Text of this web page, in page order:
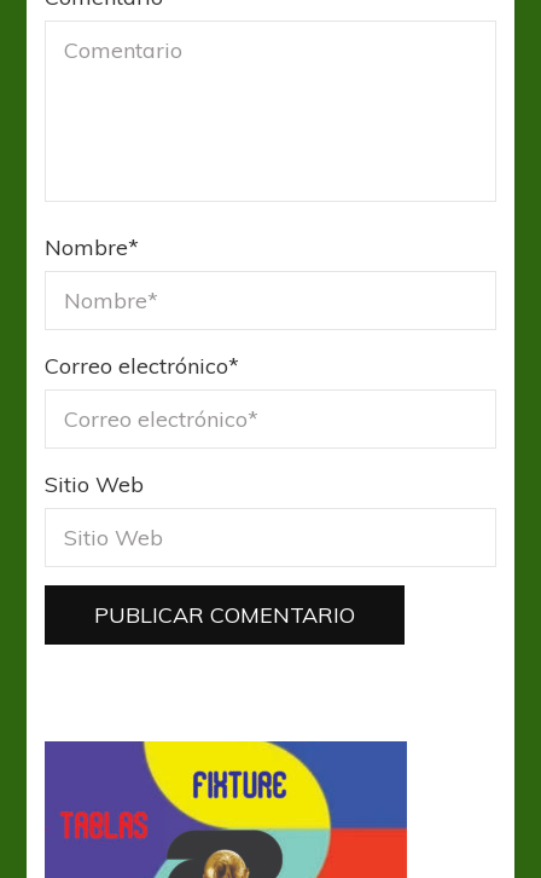
Nombre*
Correo electrónico*
Sitio Web